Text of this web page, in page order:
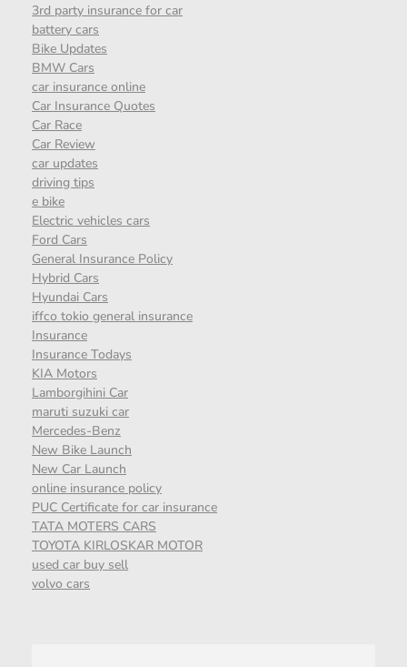
3rd party insurance for car
battery cars
Bike Updates
BMW Cars
car insurance online
Car Insurance Quotes
Car Race
Car Review
car updates
driving tips
e bike
Electric vehicles cars
Ford Cars
General Insurance Policy
Hybrid Cars
Hyundai Cars
iffco tokio general insurance
Insurance
Insurance Todays
KIA Motors
Lamborgihini Car
maruti suzuki car
Mercedes-Benz
New Bike Launch
New Car Launch
online insurance policy
PUC Certificate for car insurance
TATA MOTERS CARS
TOYOTA KIRLOSKAR MOTOR
used car buy sell
volvo cars